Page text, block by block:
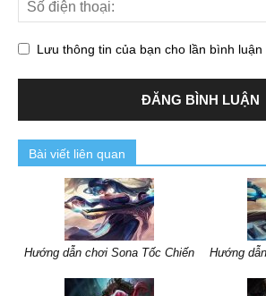
Lưu thông tin của bạn cho lần bình luận
Bài viết liên quan
Hướng dẫn chơi Sona Tốc Chiến Hướng